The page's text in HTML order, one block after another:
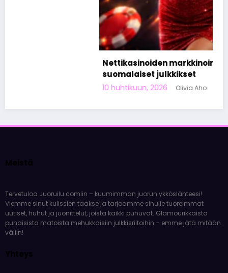
Nettikasinoiden markkinoinnista tunnetut
suomalaiset julkkikset
Olivia Aho
Meistä
Tervetuloa Juoruilu.comiin – kuumimman juorun ykköslähteesi!
Viemme sinut kulissien taakse ja tarjoamme sinulle tuoreimmat
uutiset, huhut ja juonittelut, joista kaikki puhuvat. Glamourikkaista
punaisista matoista mehukkaisiin julkkisriitoihin – emme jätä mitään
väliin!
Yhteys